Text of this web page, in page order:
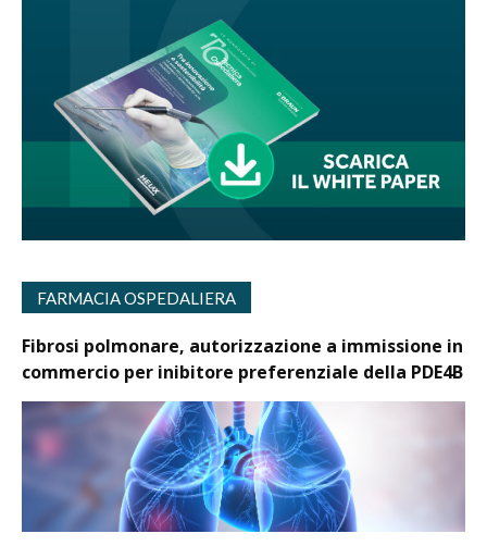
FARMACIA OSPEDALIERA
Fibrosi polmonare, autorizzazione a immissione in
commercio per inibitore preferenziale della PDE4B